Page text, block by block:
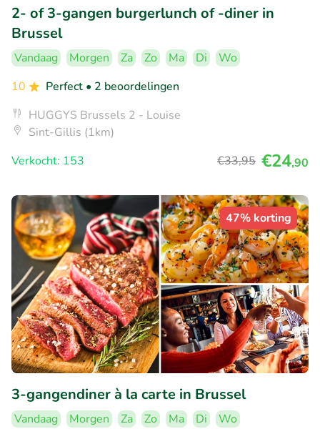
2- of 3-gangen burgerlunch of -diner in
Brussel
Vandaag Morgen Za Zo Ma Di
Wo
10
Perfect • 2 beoordelingen
HUGGYS Brussels 2 - Louise
Sint-Gillis (1km)
Verkocht: 153
€33,95 €24,90
47% korting
3-gangendiner à la carte in Brussel
Vandaag Morgen Za Zo Ma Di
Wo